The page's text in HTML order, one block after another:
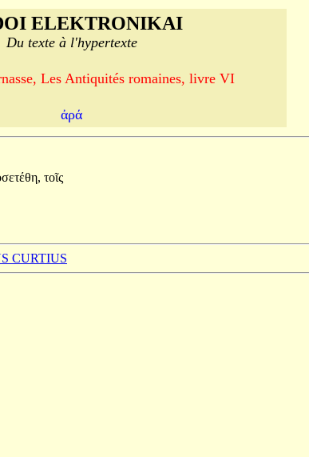
ELEKTRONIKAI
Du texte à l'hypertexte
Les Antiquités romaines, livre VI
ἀρά
τοῖς
CURTIUS